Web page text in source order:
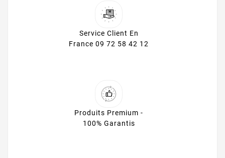
Service Client En
France 09 72 58 42 12
Produits Premium -
100% Garantis